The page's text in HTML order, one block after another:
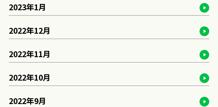
2023年1月
2022年12月
2022年11月
2022年10月
2022年9月